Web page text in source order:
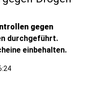
gegen
durchgeführt.
einbehalten.